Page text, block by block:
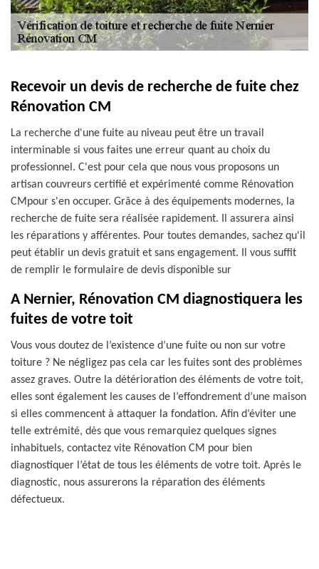
Recevoir un devis de recherche de fuite chez
Rénovation CM
La recherche d'une fuite au niveau peut être un travail
interminable si vous faites une erreur quant au choix du
professionnel. C'est pour cela que nous vous proposons un
artisan couvreurs certifié et expérimenté comme Rénovation
CMpour s'en occuper. Grâce à des équipements modernes, la
recherche de fuite sera réalisée rapidement. Il assurera ainsi
les réparations y afférentes. Pour toutes demandes, sachez qu'il
peut établir un devis gratuit et sans engagement. Il vous suffit
de remplir le formulaire de devis disponible sur
A Nernier, Rénovation CM diagnostiquera les
fuites de votre toit
Vous vous doutez de l’existence d’une fuite ou non sur votre
toiture ? Ne négligez pas cela car les fuites sont des problèmes
assez graves. Outre la détérioration des éléments de votre toit,
elles sont également les causes de l’effondrement d’une maison
si elles commencent à attaquer la fondation. Afin d’éviter une
telle extrémité, dès que vous remarquiez quelques signes
inhabituels, contactez vite Rénovation CM pour bien
diagnostiquer l’état de tous les éléments de votre toit. Après le
diagnostic, nous assurerons la réparation des éléments
défectueux.